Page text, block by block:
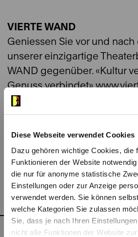
Diese Webseite verwendet Cookies
Dazu gehören wichtige Cookies, die
Funktionieren der Website
die nur für anonyme statistische
Einstellungen oder zur Anzeige
verwendet werden. Sie können
welche Kategorien Sie zulassen
Sie, dass je nach Ihren
nicht alle Funktionen der Website
VIERTE WAND
Geniessen Sie vor und
unserer einzigartige
WAND gegenüber. «Kultur
Genuss verbindet»
Montag-Samstag 11:30-
Sonntags-Brunch 09:00-14:30